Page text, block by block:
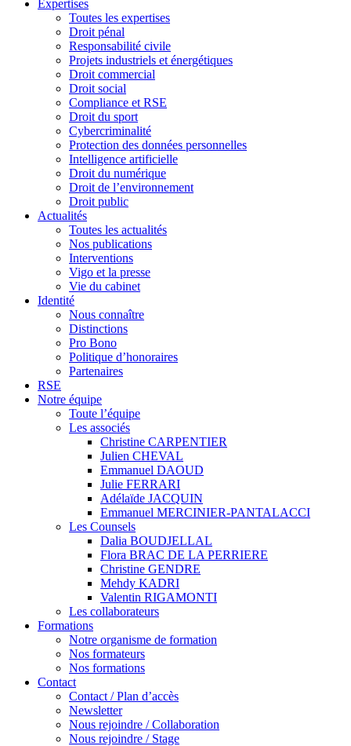
Expertises
Toutes les expertises
Droit pénal
Responsabilité civile
Projets industriels et énergétiques
Droit commercial
Droit social
Compliance et RSE
Droit du sport
Cybercriminalité
Protection des données personnelles
Intelligence artificielle
Droit du numérique
Droit de l’environnement
Droit public
Actualités
Toutes les actualités
Nos publications
Interventions
Vigo et la presse
Vie du cabinet
Identité
Nous connaître
Distinctions
Pro Bono
Politique d’honoraires
Partenaires
RSE
Notre équipe
Toute l’équipe
Les associés
Christine CARPENTIER
Julien CHEVAL
Emmanuel DAOUD
Julie FERRARI
Adélaïde JACQUIN
Emmanuel MERCINIER-PANTALACCI
Les Counsels
Dalia BOUDJELLAL
Flora BRAC DE LA PERRIERE
Christine GENDRE
Mehdy KADRI
Valentin RIGAMONTI
Les collaborateurs
Formations
Notre organisme de formation
Nos formateurs
Nos formations
Contact
Contact / Plan d’accès
Newsletter
Nous rejoindre / Collaboration
Nous rejoindre / Stage